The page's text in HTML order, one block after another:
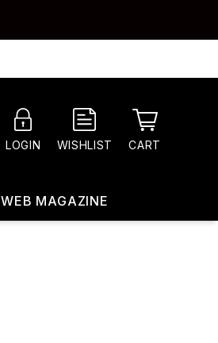
LOGIN WISHLIST CART
WEB MAGAZINE